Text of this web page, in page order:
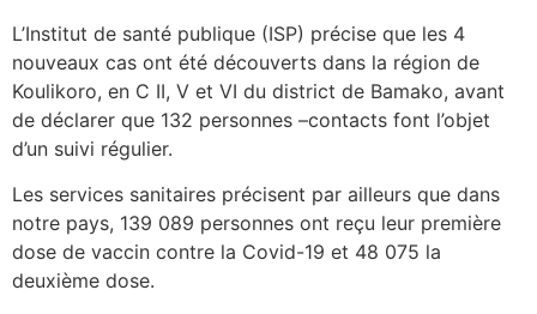
L’Institut de santé publique (ISP) précise que les 4
nouveaux cas ont été découverts dans la région de
Koulikoro, en C II, V et VI du district de Bamako, avant
de déclarer que 132 personnes –contacts font l’objet
d’un suivi régulier.
Les services sanitaires précisent par ailleurs que dans
notre pays, 139 089 personnes ont reçu leur première
dose de vaccin contre la Covid-19 et 48 075 la
deuxième dose.